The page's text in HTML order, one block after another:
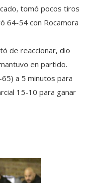
tomó pocos tiros
64-54 con Rocamora
de reaccionar, dio
en partido.
a 5 minutos para
15-10 para ganar